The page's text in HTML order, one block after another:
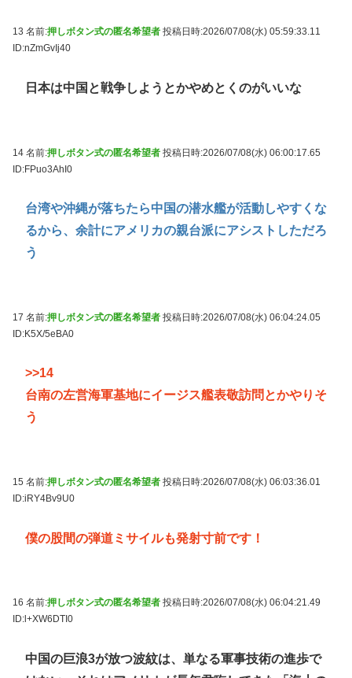
13 名前:押しボタン式の匿名希望者 投稿日時:2026/07/08(水) 05:59:33.11
ID:nZmGvIj40
日本は中国と戦争しようとかやめとくのがいいな
14 名前:押しボタン式の匿名希望者 投稿日時:2026/07/08(水) 06:00:17.65
ID:FPuo3AhI0
台湾や沖縄が落ちたら中国の潜水艦が活動しやすくな
るから、余計にアメリカの親台派にアシストしただろ
う
17 名前:押しボタン式の匿名希望者 投稿日時:2026/07/08(水) 06:04:24.05
ID:K5X/5eBA0
>>14
台南の左営海軍基地にイージス艦表敬訪問とかやりそ
う
15 名前:押しボタン式の匿名希望者 投稿日時:2026/07/08(水) 06:03:36.01
ID:iRY4Bv9U0
僕の股間の弾道ミサイルも発射寸前です！
16 名前:押しボタン式の匿名希望者 投稿日時:2026/07/08(水) 06:04:21.49
ID:l+XW6DTI0
中国の巨浪3が放つ波紋は、単なる軍事技術の進歩で